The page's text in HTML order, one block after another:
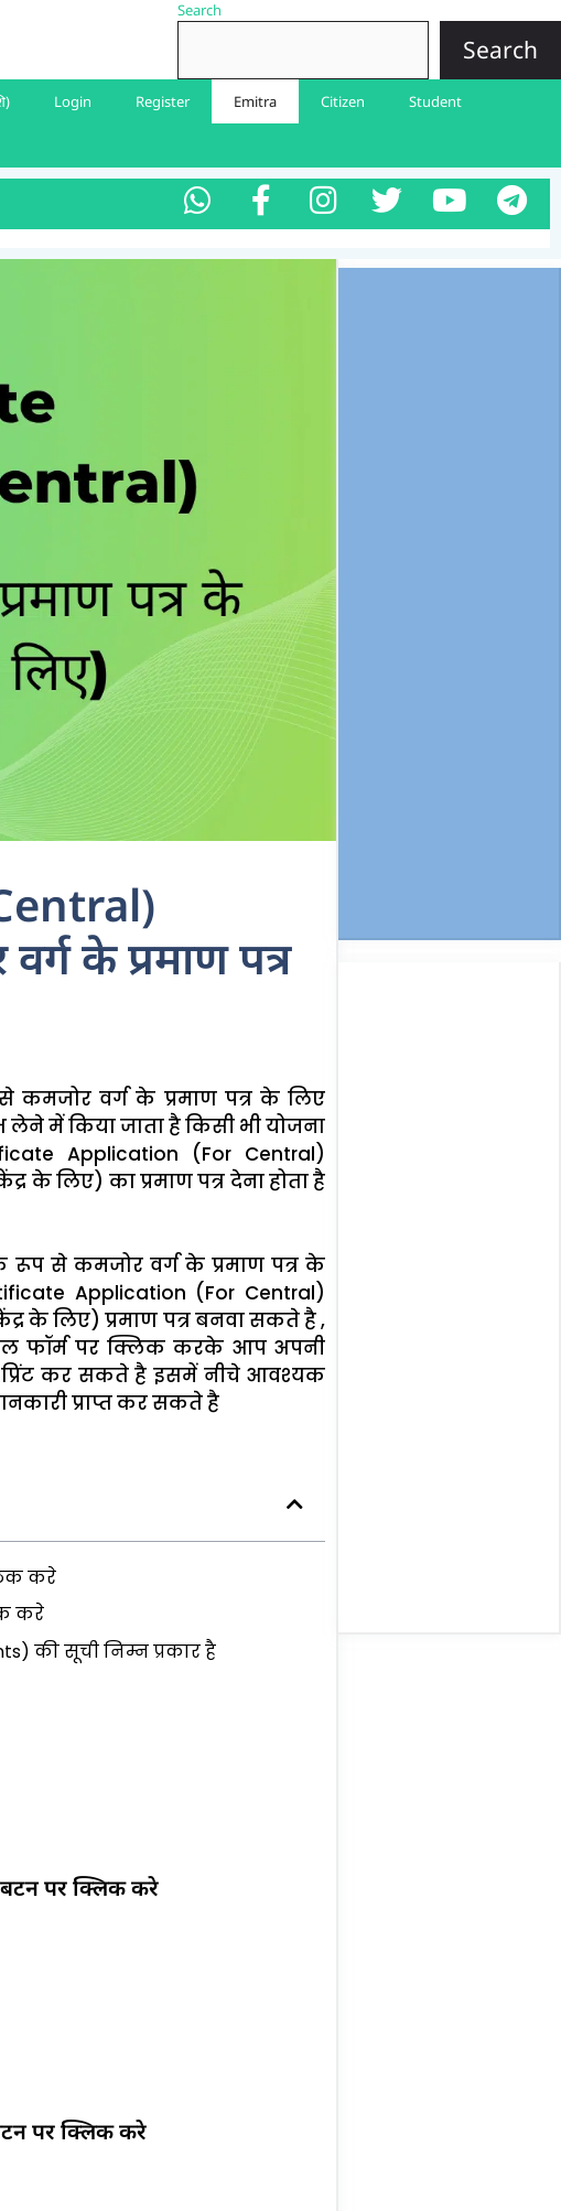
Search
Search
Login Register Emitra Citizen Student
के प्रमाण पत्र
कमजोर वर्ग के प्रमाण पत्र के लिए
लेने में किया जाता है किसी भी योजना
Application (For Central)
के लिए) का प्रमाण पत्र देना होता है
रूप से कमजोर वर्ग के प्रमाण पत्र के
Application (For Central)
के लिए) प्रमाण पत्र बनवा सकते है ,
फॉर्म पर क्लिक करके आप अपनी
प्रिंट कर सकते है इसमें नीचे आवश्यक
प्राप्त कर सकते है
करे
करे
की सूची निम्न प्रकार है
पर क्लिक करे
पर क्लिक करे